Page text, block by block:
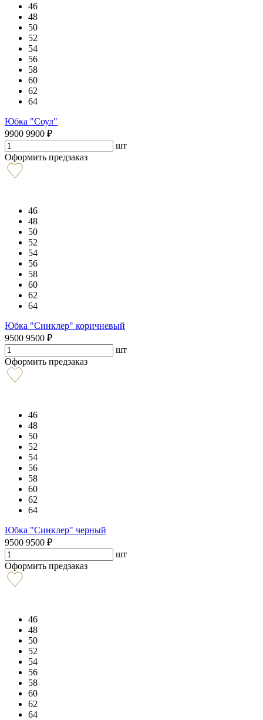
46
48
50
52
54
56
58
60
62
64
Юбка "Соул"
9900 9900 ₽
шт
Оформить предзаказ
46
48
50
52
54
56
58
60
62
64
Юбка "Синклер" коричневый
9500 9500 ₽
шт
Оформить предзаказ
46
48
50
52
54
56
58
60
62
64
Юбка "Синклер" черный
9500 9500 ₽
шт
Оформить предзаказ
46
48
50
52
54
56
58
60
62
64